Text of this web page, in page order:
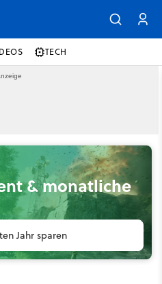
TECH
& monatliche
Jahr sparen